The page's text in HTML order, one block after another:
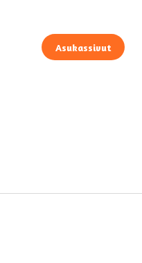
Asukassivut